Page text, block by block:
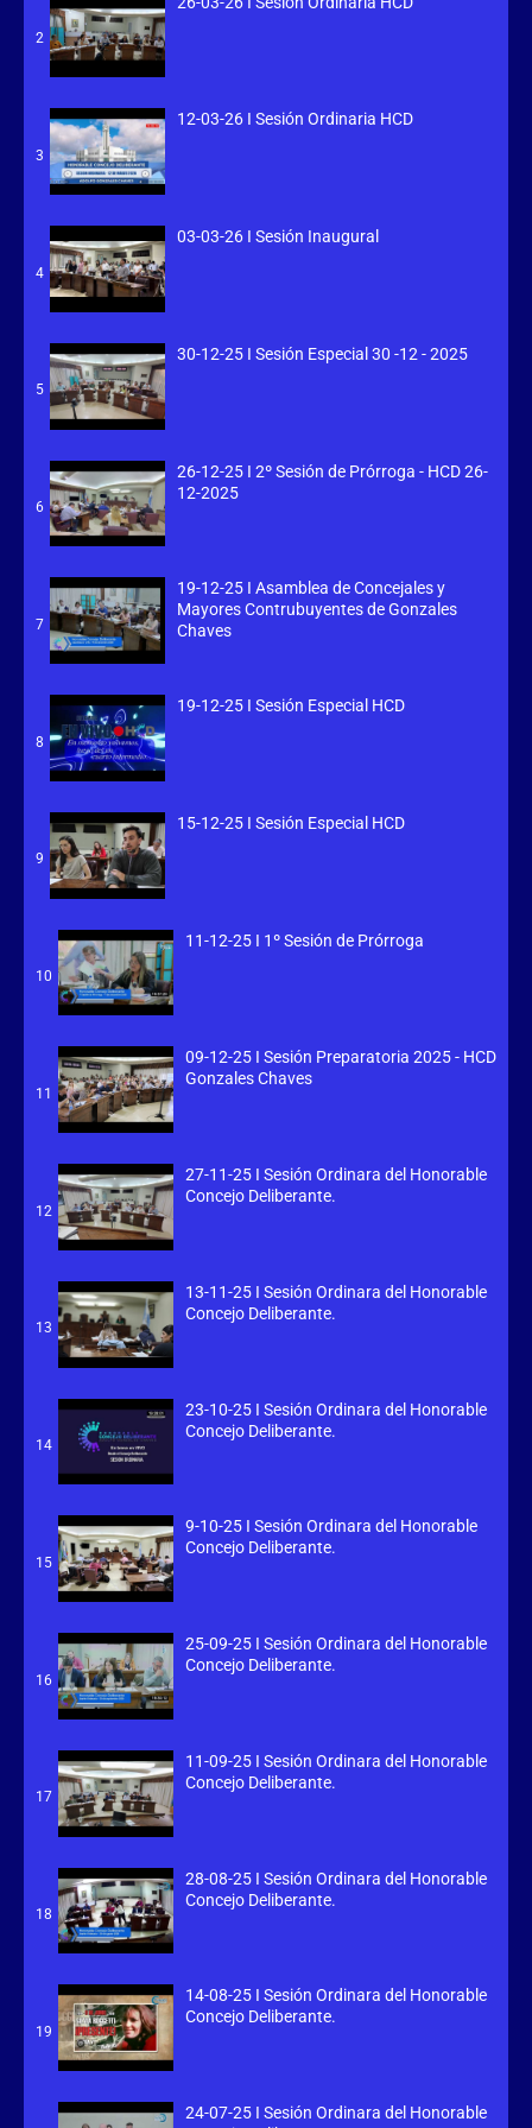
2
3
12-03-26 I Sesión Ordinaria HCD
4
03-03-26 I Sesión Inaugural
5
30-12-25 I Sesión Especial 30 -12 - 2025
6
26-12-25 I 2º Sesión de Prórroga - HCD 26-
12-2025
7
19-12-25 I Asamblea de Concejales y
Mayores Contrubuyentes de Gonzales
Chaves
8
19-12-25 I Sesión Especial HCD
9
15-12-25 I Sesión Especial HCD
10
11-12-25 I 1º Sesión de Prórroga
11
09-12-25 I Sesión Preparatoria 2025 - HCD
Gonzales Chaves
12
27-11-25 I Sesión Ordinara del Honorable
Concejo Deliberante.
13
13-11-25 I Sesión Ordinara del Honorable
Concejo Deliberante.
14
23-10-25 I Sesión Ordinara del Honorable
Concejo Deliberante.
15
9-10-25 I Sesión Ordinara del Honorable
Concejo Deliberante.
16
25-09-25 I Sesión Ordinara del Honorable
Concejo Deliberante.
17
11-09-25 I Sesión Ordinara del Honorable
Concejo Deliberante.
18
28-08-25 I Sesión Ordinara del Honorable
Concejo Deliberante.
19
14-08-25 I Sesión Ordinara del Honorable
Concejo Deliberante.
24-07-25 I Sesión Ordinara del Honorable